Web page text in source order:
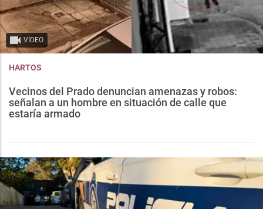
VIDEO
HARTOS
Vecinos del Prado denuncian amenazas y robos:
señalan a un hombre en situación de calle que
estaría armado